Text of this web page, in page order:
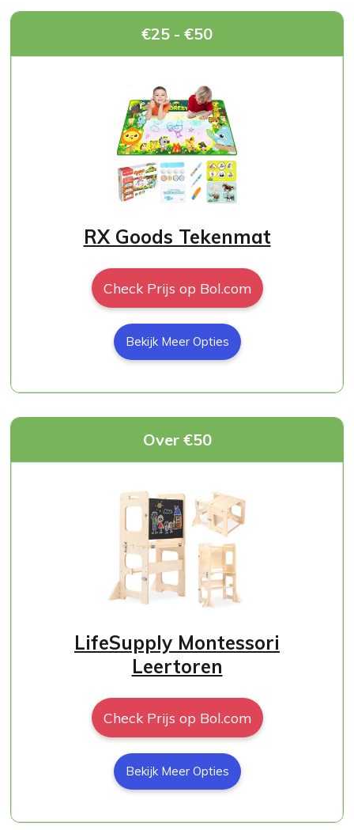
€25 - €50
RX Goods Tekenmat
Check Prijs op Bol.com
Bekijk Meer Opties
Over €50
LifeSupply Montessori
Leertoren
Check Prijs op Bol.com
Bekijk Meer Opties